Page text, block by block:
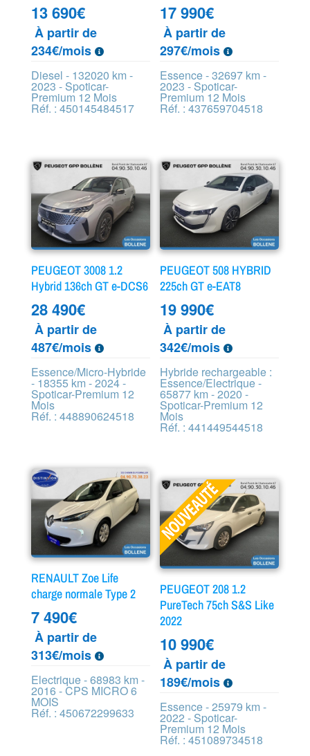
13 690€
À partir de
234€/mois
Diesel - 132020 km -
2023 - Spoticar-
Premium 12 Mois
Réf. : 450145484517
17 990€
À partir de
297€/mois
Essence - 32697 km -
2023 - Spoticar-
Premium 12 Mois
Réf. : 437659704518
PEUGEOT 3008 1.2
Hybrid 136ch GT e-DCS6
28 490€
À partir de
487€/mois
Essence/Micro-Hybride
- 18355 km - 2024 -
Spoticar-Premium 12
Mois
Réf. : 448890624518
PEUGEOT 508 HYBRID
225ch GT e-EAT8
19 990€
À partir de
342€/mois
Hybride rechargeable :
Essence/Electrique -
65877 km - 2020 -
Spoticar-Premium 12
Mois
Réf. : 441449544518
RENAULT Zoe Life
charge normale Type 2
7 490€
À partir de
313€/mois
Electrique - 68983 km -
2016 - CPS MICRO 6
MOIS
Réf. : 450672299633
PEUGEOT 208 1.2
PureTech 75ch S&S Like
2022
10 990€
À partir de
189€/mois
Essence - 25979 km -
2022 - Spoticar-
Premium 12 Mois
Réf. : 451089734518